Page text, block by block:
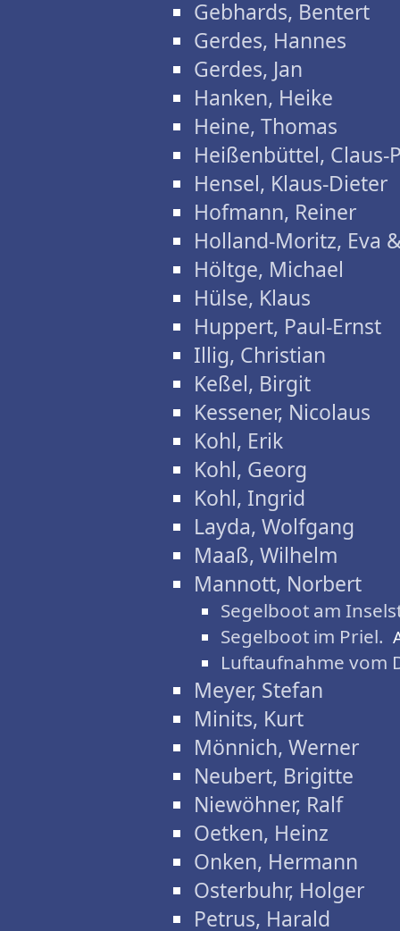
Gebhards, Bentert
Gerdes, Hannes
Gerdes, Jan
Hanken, Heike
Heine, Thomas
Heißenbüttel, Claus-
Hensel, Klaus-Dieter
Hofmann, Reiner
Holland-Moritz, Eva
Höltge, Michael
Hülse, Klaus
Huppert, Paul-Ernst
Illig, Christian
Keßel, Birgit
Kessener, Nicolaus
Kohl, Erik
Kohl, Georg
Kohl, Ingrid
Layda, Wolfgang
Maaß, Wilhelm
Mannott, Norbert
Segelboot am
Segelboot im Priel.
Luftaufnahme vom
Meyer, Stefan
Minits, Kurt
Mönnich, Werner
Neubert, Brigitte
Niewöhner, Ralf
Oetken, Heinz
Onken, Hermann
Osterbuhr, Holger
Petrus, Harald